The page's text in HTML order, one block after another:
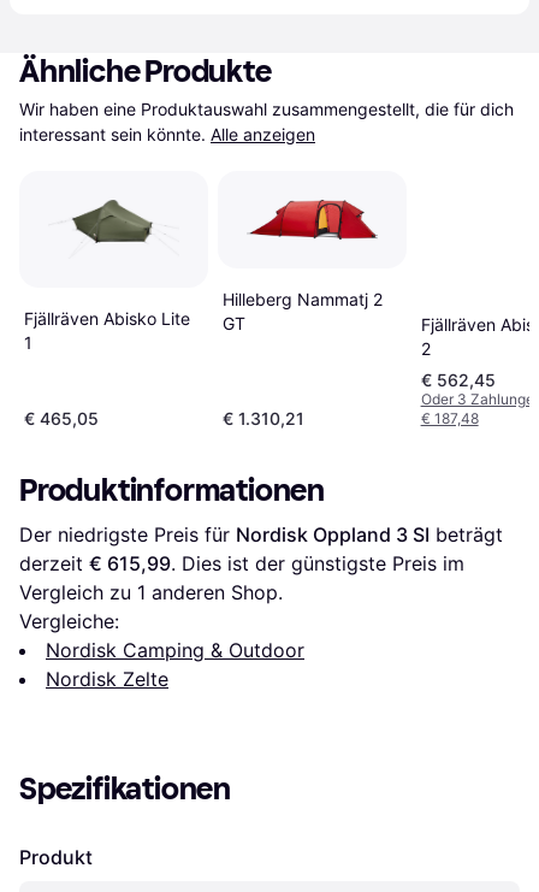
Ähnliche Produkte
Wir haben eine Produktauswahl zusammengestellt, die für dich
interessant sein könnte. Alle anzeigen
Fjällräven Abisko Lite
1
€ 465,05
Hilleberg Nammatj 2
GT
€ 1.310,21
Fjällräven
2
€ 562,45
Oder 3
€ 187,48
Produktinformationen
Der niedrigste Preis für Nordisk Oppland 3 SI beträgt
derzeit € 615,99. Dies ist der günstigste Preis im
Vergleich zu 1 anderen Shop.
Vergleiche:
Nordisk Camping & Outdoor
Nordisk Zelte
Spezifikationen
Produkt